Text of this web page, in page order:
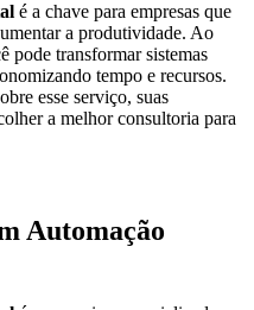
é a chave para empresas que
a produtividade. Ao
pode transformar sistemas
tempo e recursos.
esse serviço, suas
a melhor consultoria para
Automação